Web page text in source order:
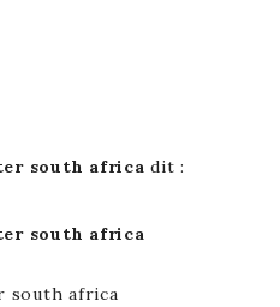
south africa dit :
south africa
south africa